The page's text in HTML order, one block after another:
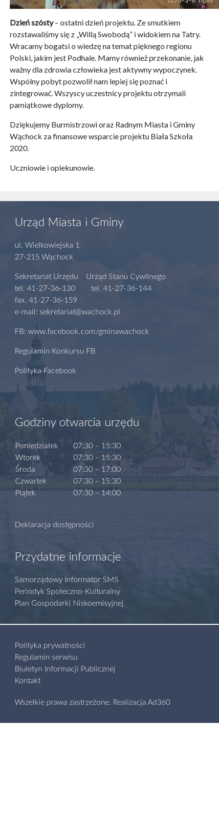
Dzień szósty– ostatni dzień projektu. Ze smutkiem
rozstawaliśmy się z „Willą Swobodą” i widokiem na Tatry.
Wracamy bogatsi o wiedzę na temat pięknego regionu
Polski, jakim jest Podhale. Mamy również przekonanie, jak
ważny dla zdrowia człowieka jest aktywny wypoczynek.
Wspólny pobyt pozwolił nam lepiej się poznać i
zintegrować. Wszyscy uczestnicy projektu otrzymali
pamiątkowe dyplomy.
Dziękujemy Burmistrzowi oraz Radnym Miasta i Gminy
Wąchock za finansowe wsparcie projektu Biała Szkoła
2020.
Uczniowie i opiekunowie.
Urząd Miasta i Gminy
ul. Wielkowiejska 1
27-215 Wąchock
Sekretariat Urzędu Urząd Stanu Cywilnego
tel. 41-27-36-130 tel. 41-27-36-144
fax. 41-27-36-159
e-mail: sekretariat@wachock.pl
FB: www.facebook.com/gminawachock
Regulamin Konkursu FB
Polityka Facebook
Godziny otwarcia urzędu
Poniedziałek
Wtorek
Środa
Czwartek
Piątek
07:30 – 15:30
07:30 – 15:30
07:30 – 17:00
07:30 – 15:30
07:30 – 14:00
Deklaracja dostępności
Przydatne informacje
Samorządowy Informator SMS
Periodyk Społeczno-Kulturalny
Plan Gospodarki Niskoemisyjnej
Polityka prywatności
Regulamin serwisu
Biuletyn Informacji Publicznej
Kontakt
Wszelkie prawa zastrzeżone. Realizacja Ad360